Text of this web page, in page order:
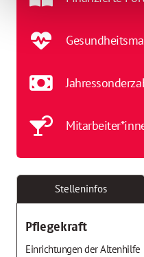
Stelleninfos
Pflegekraft
Einrichtungen der Altenhilfe